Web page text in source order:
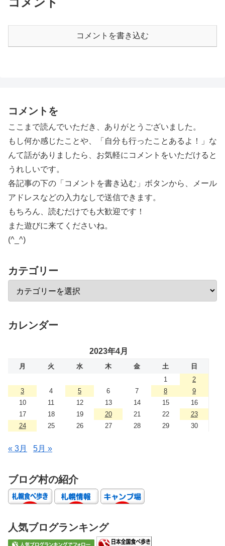
コメントを書き込む
コメントを
ここまで読んでいただき、ありがとうございました。
もし何か感じたことや、「自分も行ったことあるよ！」な
んて話がありましたら、お気軽にコメントをいただけると
うれしいです。
各記事の下の「コメントを書き込む」ボタンから、メール
アドレスなどの入力なしで送信できます。
もちろん、読むだけでも大歓迎です！
また遊びに来てくださいね。
(^_^)
カテゴリー
カレンダー
2023年4月
月 火 水 木 金 土
日
1
2
3
4 5 6 7 8
9
10
11 12 13 14 15
16
17
18 19 20 21 22
23
24
25 26 27 28 29 30
« 3月 5月 »
ブログ村の紹介
人気ブログランキング